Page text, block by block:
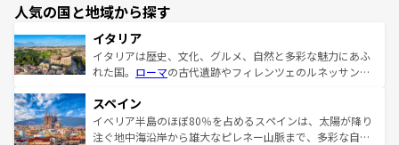
人気の国と地域から探す
イタリア
イタリアは歴史、文化、グルメ、自然と多彩な魅力にあふ
れた国。 ローマの古代遺跡やフィレンツェのルネッサンス
ろん、トスカーナの美しい田園風景やアマルフィ海岸の絶
景など、自然景観も見逃せない。観光の合間には、本場の
ピザやパスタなど、絶品のイタリア料理を堪能することも
スペイン
イベリア半島のほぼ80％を占めるスペインは、太陽が降り
注ぐ地中海沿岸から雄大なピレネー山脈まで、多彩な自然